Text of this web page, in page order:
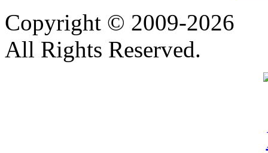
Copyright © 2009-2026
All Rights Reserved.